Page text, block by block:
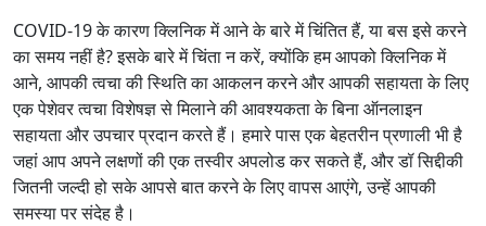
COVID-19 के कारण क्लिनिक में आने के बारे में चिंतित हैं, या बस इसे करने
का समय नहीं है? इसके बारे में चिंता न करें, क्योंकि हम आपको क्लिनिक में
आने, आपकी त्वचा की स्थिति का आकलन करने और आपकी सहायता के लिए
एक पेशेवर त्वचा विशेषज्ञ से मिलाने की आवश्यकता के बिना ऑनलाइन
सहायता और उपचार प्रदान करते हैं। हमारे पास एक बेहतरीन प्रणाली भी है
जहां आप अपने लक्षणों की एक तस्वीर अपलोड कर सकते हैं, और डॉ सिद्दीकी
जितनी जल्दी हो सके आपसे बात करने के लिए वापस आएंगे, उन्हें आपकी
समस्या पर संदेह है।